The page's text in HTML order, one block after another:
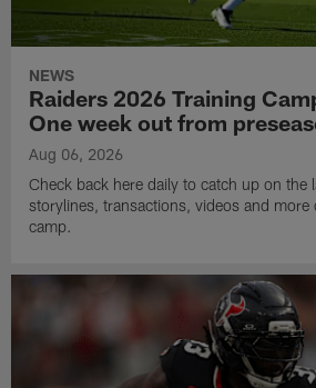
NEWS
Raiders 2026 Training
One week out from
Aug 06, 2026
Check back here daily to catch up on the
storylines, transactions, videos and more
camp.